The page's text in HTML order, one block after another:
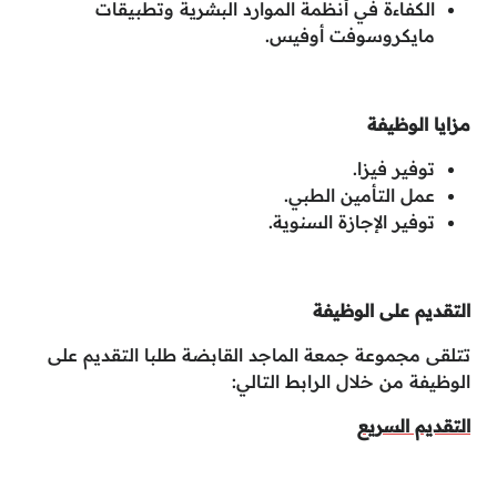
الكفاءة في أنظمة الموارد البشرية وتطبيقات
مايكروسوفت أوفيس.
مزايا الوظيفة
توفير فيزا.
عمل التأمين الطبي.
توفير الإجازة السنوية.
التقديم على الوظيفة
تتلقى مجموعة جمعة الماجد القابضة طلبا التقديم على
الوظيفة من خلال الرابط التالي:
التقديم السريع